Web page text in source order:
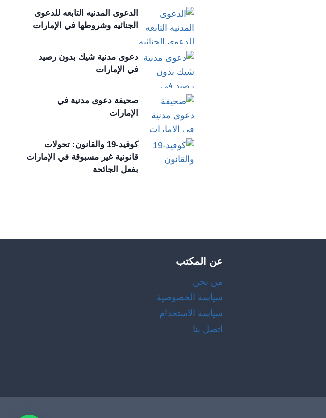
الدعوى المدنيه التابعه للدعوى
الجنائيه وشروطها في الإمارات
دعوى مدنية شيك بدون رصيد
في الإمارات
صحيفة دعوى مدنية في
الإمارات
كوفيد-19 والقانون: تحولات
قانونية غير مسبوقة في الإمارات
بفعل الجائحة
عن المكتب
من نحن
سياسة الخصوصية
سياسة الاستخدام
اتصل بنا